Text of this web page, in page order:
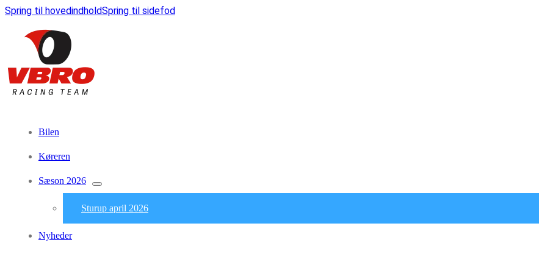
Spring til hovedindholdSpring til sidefod
Bilen
Køreren
Sæson 2026
Sturup april 2026
Nyheder